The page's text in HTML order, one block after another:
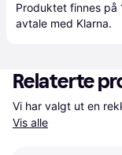
Produktet finnes på
avtale med Klarna.
Relaterte
Vis alle